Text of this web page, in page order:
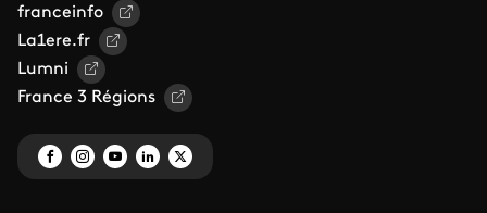
franceinfo
La1ere.fr
Lumni
France 3 Régions